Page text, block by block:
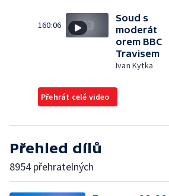
160:06
Soud s
moderát
orem BBC
Travisem
Ivan Kytka
Přehrát celé video
Přehled dílů
8954 přehratelných